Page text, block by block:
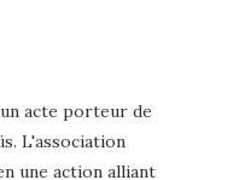
acte porteur de
L'association
une action alliant